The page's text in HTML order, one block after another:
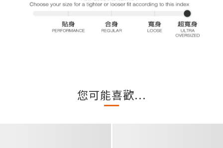
您可能喜歡...